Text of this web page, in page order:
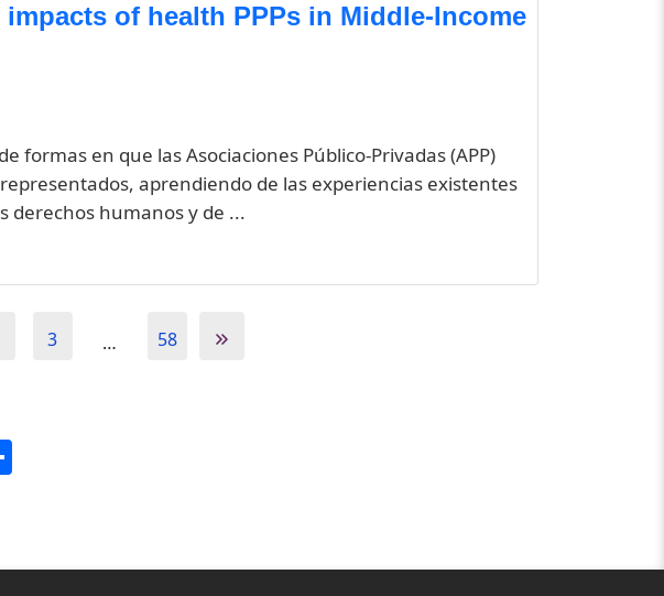
of health PPPs in Middle-Income
formas en que las Asociaciones Público-Privadas (APP)
aprendiendo de las experiencias existentes
derechos humanos y de ...
3 … 58